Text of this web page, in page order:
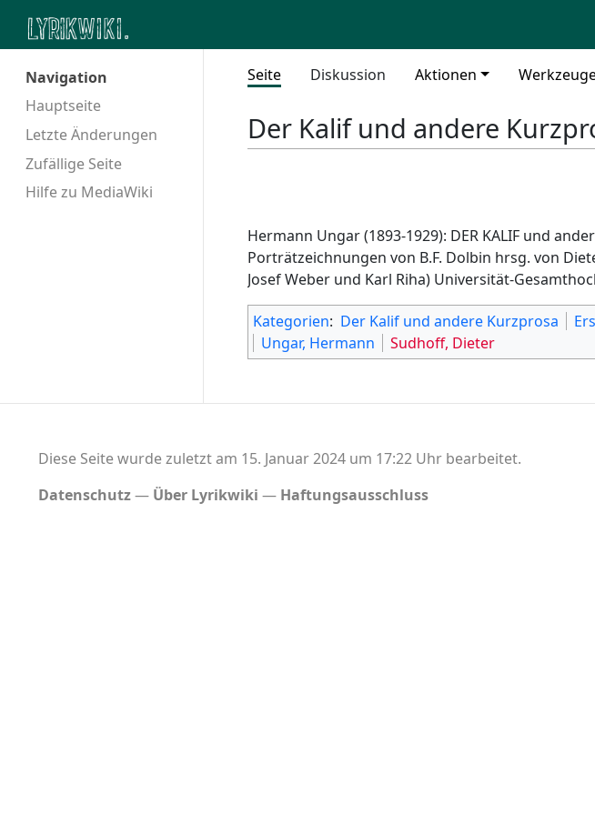
Navigation
Hauptseite
Letzte Änderungen
Zufällige Seite
Hilfe zu MediaWiki
Seite Diskussion Aktionen
Der Kalif und andere
Hermann Ungar (1893-1929): DER KALIF und
Porträtzeichnungen von B.F. Dolbin hrsg. von
Josef Weber und Karl Riha) Universität-
Kategorien: Der Kalif und andere Kurzprosa
Ungar, Hermann
Sudhoff, Dieter
Diese Seite wurde zuletzt am 15. Januar 2024 um 17:22 Uhr bearbeitet.
Datenschutz
Über Lyrikwiki Haftungsausschluss